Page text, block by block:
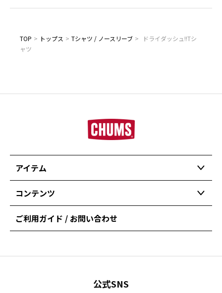
TOP > トップス > Tシャツ / ノースリーブ >
ドライダッシュ!!Tシ
ャツ
アイテム
コンテンツ
ご利用ガイド / お問い合わせ
公式SNS